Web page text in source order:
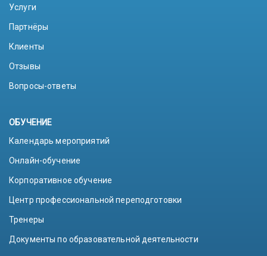
Услуги
Партнёры
Клиенты
Отзывы
Вопросы-ответы
ОБУЧЕНИЕ
Календарь мероприятий
Онлайн-обучение
Корпоративное обучение
Центр профессиональной переподготовки
Тренеры
Документы по образовательной деятельности